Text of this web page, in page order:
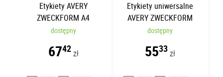
Etykiety AVERY
ZWECKFORM A4
199.6x143.5mm | 25
dostępny
6742zł
Etykiety uniwersalne
AVERY ZWECKFORM
Economy A4 105 x
dostępny
5533zł